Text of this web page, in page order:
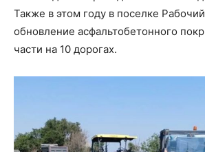
Также в этом году в поселке
обновление асфальтобетонного
части на 10 дорогах.